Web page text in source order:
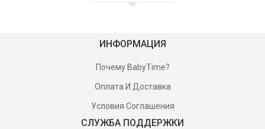
ИНФОРМАЦИЯ
Почему BabyTime?
Оплата И Доставка
Условия Соглашения
СЛУЖБА ПОДДЕРЖКИ